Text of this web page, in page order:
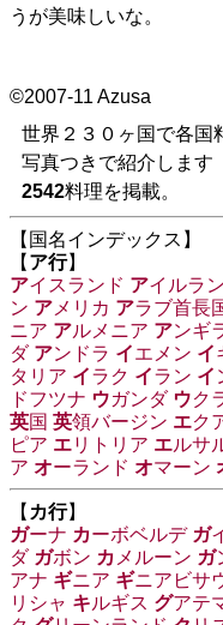
世界２３０ヶ国で各国
写真つきで紹介します
2542料理を掲載。
【国名インデックス】
【 ア行】
アイスランド アイルラ
ン ア メリカ アラブ首長
ニア アルメニア アンギ
ダ アンドラ イエメン イ
タリア イラク イラン イ
ドフツナ ウガンダ ウク
英国 英領バージン エク
ピア エリトリア エルサ
ア オーランド オマーン
【 カ行】
ガーナ カーボベルデ ガ
ダ ガボン カ メルーン ガ
アナ ギニア ギニアビサ
リシャ キルギス グアテ
うが美味しいな。
©2007-11 Azusa